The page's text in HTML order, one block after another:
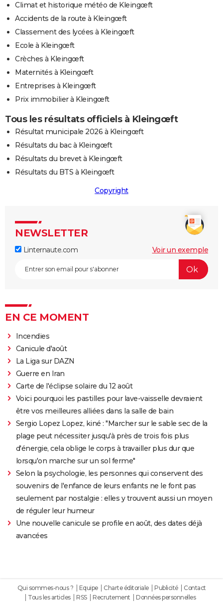
Climat et historique météo de Kleingœft
Accidents de la route à Kleingœft
Classement des lycées à Kleingœft
Ecole à Kleingœft
Crèches à Kleingœft
Maternités à Kleingœft
Entreprises à Kleingœft
Prix immobilier à Kleingœft
Tous les résultats officiels à Kleingœft
Résultat municipale 2026 à Kleingœft
Résultats du bac à Kleingœft
Résultats du brevet à Kleingœft
Résultats du BTS à Kleingœft
Copyright
NEWSLETTER
Linternaute.com Voir un exemple
EN CE MOMENT
Incendies
Canicule d'août
La Liga sur DAZN
Guerre en Iran
Carte de l'éclipse solaire du 12 août
Voici pourquoi les pastilles pour lave-vaisselle devraient
être vos meilleures alliées dans la salle de bain
Sergio Lopez Lopez, kiné : "Marcher sur le sable sec de la
plage peut nécessiter jusqu'à près de trois fois plus
d'énergie, cela oblige le corps à travailler plus dur que
lorsqu'on marche sur un sol ferme"
Selon la psychologie, les personnes qui conservent des
souvenirs de l'enfance de leurs enfants ne le font pas
seulement par nostalgie : elles y trouvent aussi un moyen
de réguler leur humeur
Une nouvelle canicule se profile en août, des dates déjà
avancées
Qui sommes-nous ? Equipe Charte éditoriale Publicité
Contact
Tous les articles
RSS Recrutement Données personnelles